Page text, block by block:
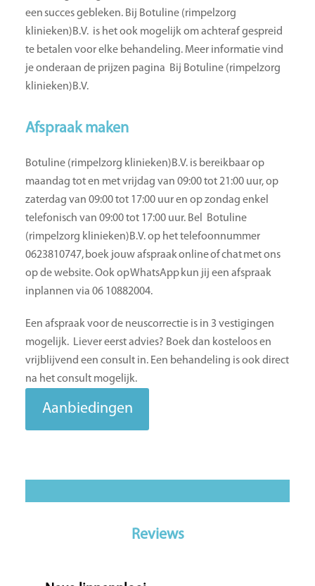
een succes gebleken. Bij Botuline (rimpelzorg
klinieken)B.V. is het ook mogelijk om achteraf gespreid
te betalen voor elke behandeling. Meer informatie vind
je onderaan de prijzen pagina Bij Botuline (rimpelzorg
klinieken)B.V.
Afspraak maken
Botuline (rimpelzorg klinieken)B.V. is bereikbaar op
maandag tot en met vrijdag van 09:00 tot 21:00 uur, op
zaterdag van 09:00 tot 17:00 uur en op zondag enkel
telefonisch van 09:00 tot 17:00 uur. Bel Botuline
(rimpelzorg klinieken)B.V. op het telefoonnummer
0623810747, boek jouw afspraak online of chat met ons
op de website. Ook op WhatsApp kun jij een afspraak
inplannen via 06 10882004.
Een afspraak voor de neuscorrectie is in 3 vestigingen
mogelijk. Liever eerst advies? Boek dan kosteloos en
vrijblijvend een consult in. Een behandeling is ook direct
na het consult mogelijk.
Aanbiedingen
Reviews